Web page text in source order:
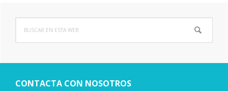
Barra
lateral
principal
esta
CONTACTA CON NOSOTROS